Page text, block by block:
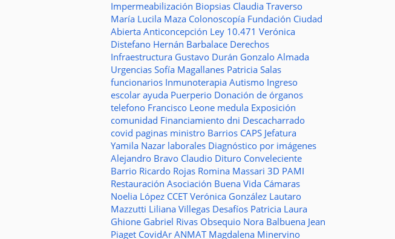
Impermeabilización Biopsias Claudia Traverso
María Lucila Maza Colonoscopía Fundación Ciudad
Abierta Anticoncepción Ley 10.471 Verónica
Distefano Hernán Barbalace Derechos
Infraestructura Gustavo Durán Gonzalo Almada
Urgencias Sofía Magallanes Patricia Salas
funcionarios Inmunoterapia Autismo Ingreso
escolar ayuda Puerperio Donación de órganos
telefono Francisco Leone medula Exposición
comunidad Financiamiento dni Descacharrado
covid paginas ministro Barrios CAPS Jefatura
Yamila Nazar laborales Diagnóstico por imágenes
Alejandro Bravo Claudio Dituro Conveleciente
Barrio Ricardo Rojas Romina Massari 3D PAMI
Restauración Asociación Buena Vida Cámaras
Noelia López CCETVerónica González Lautaro
Mazzutti Liliana Villegas Desafíos Patricia Laura
Ghione Gabriel Rivas Obsequio Nora Balbuena Jean
Piaget CovidAr ANMAT Magdalena Minervino